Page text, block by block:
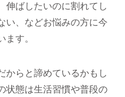
伸ばしたいのに割れてし
い、などお悩みの方に今
ます。
からと諦めているかもし
状態は生活習慣や普段の